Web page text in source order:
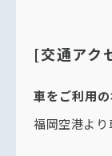
[交通アク
車をご利用
福岡空港よ